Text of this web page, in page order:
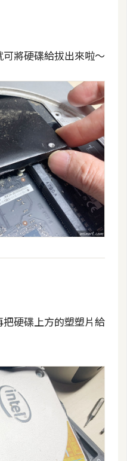
將硬碟給拔出來啦～
硬碟上方的塑塑片給